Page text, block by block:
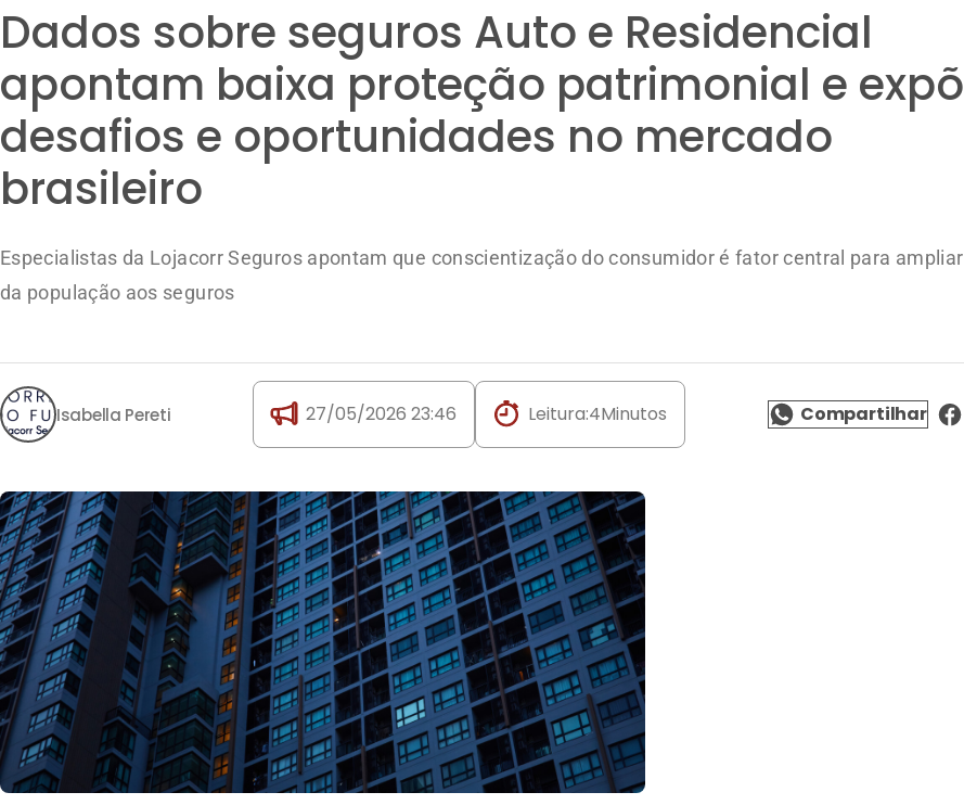
brasileiro
Especialistas da Lojacorr Seguros apontam que conscientização do consumidor é fator central para
da população aos seguros
Isabella Pereti Leitura:4
Atualmente, apenas 28,5% da frota nacional possui seguro e somente 17% dos
domicílios brasileiros contam com Seguro Residencial, segundo informações do
setor segurador, a partir de levantamento de dados da CNseg (Confederação